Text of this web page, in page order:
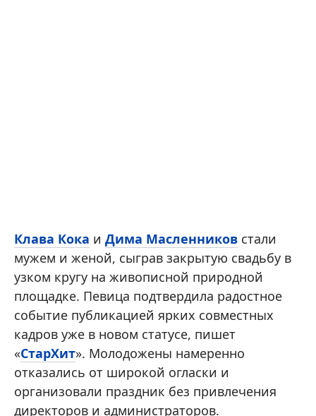
Клава Кока и Дима Масленников стали
мужем и женой, сыграв закрытую свадьбу в
узком кругу на живописной природной
площадке. Певица подтвердила радостное
событие публикацией ярких совместных
кадров уже в новом статусе, пишет
«СтарХит». Молодожены намеренно
отказались от широкой огласки и
организовали праздник без привлечения
директоров и администраторов.